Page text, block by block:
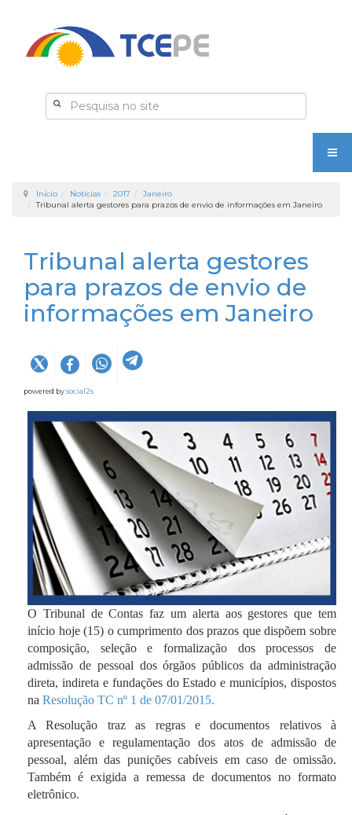
Início Notícias 2017
Janeiro
Tribunal alerta gestores para prazos de envio de informações em Janeiro
Tribunal alerta gestores
para prazos de envio de
informações em Janeiro
powered bysocial2s
O Tribunal de Contas faz um alerta aos gestores que tem
início hoje (15) o cumprimento dos prazos que dispõem sobre
composição, seleção e formalização dos processos de
admissão de pessoal dos órgãos públicos da administração
direta, indireta e fundações do Estado e municípios, dispostos
na Resolução TC nº 1 de 07/01/2015.
A Resolução traz as regras e documentos relativos à
apresentação e regulamentação dos atos de admissão de
pessoal, além das punições cabíveis em caso de omissão.
Também é exigida a remessa de documentos no formato
eletrônico.